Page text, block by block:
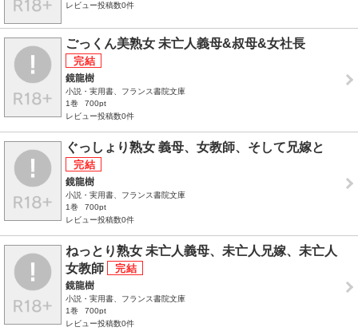
レビュー投稿数0件
ごっくん美熟女 未亡人義母&叔母&女社長
鏡龍樹
小説・実用書、フランス書院文庫
1巻
700pt
レビュー投稿数0件
ぐっしょり熟女 義母、女教師、そして兄嫁と
鏡龍樹
小説・実用書、フランス書院文庫
1巻
700pt
レビュー投稿数0件
ねっとり熟女 未亡人義母、未亡人兄嫁、未亡人
女教師
鏡龍樹
小説・実用書、フランス書院文庫
1巻
700pt
レビュー投稿数0件